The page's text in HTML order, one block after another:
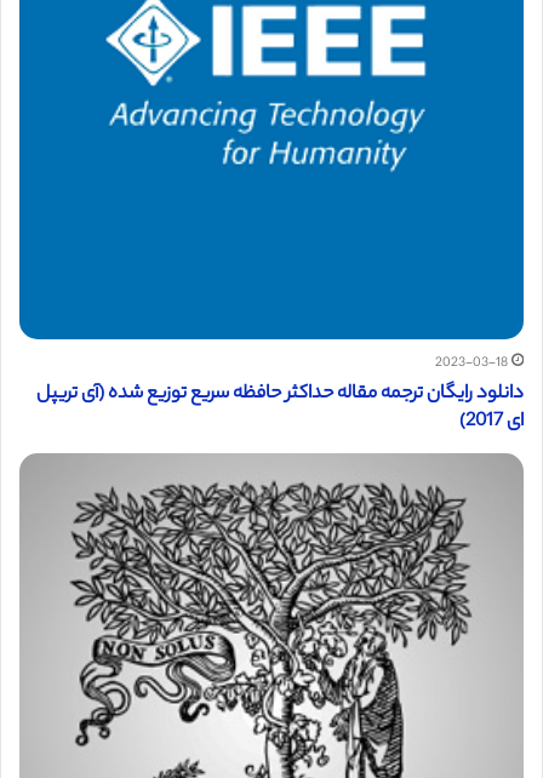
2023-03-18
دانلود رایگان ترجمه مقاله حداکثر حافظه سریع توزیع شده (آی تریپل
ای 2017)